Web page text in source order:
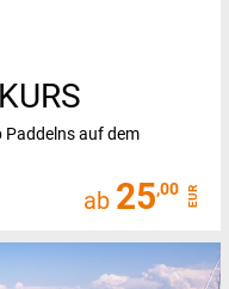
Paddelns auf dem
ab 25,00 EUR